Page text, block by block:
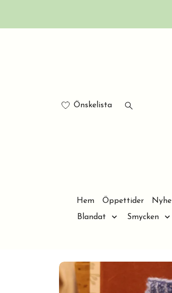
Önskelista
Hem Öppettider
Blandat
Smycken